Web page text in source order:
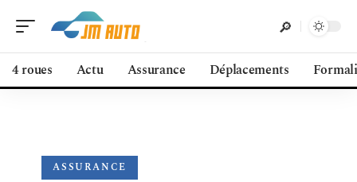
4 roues Actu Assurance Déplacements
ASSURANCE